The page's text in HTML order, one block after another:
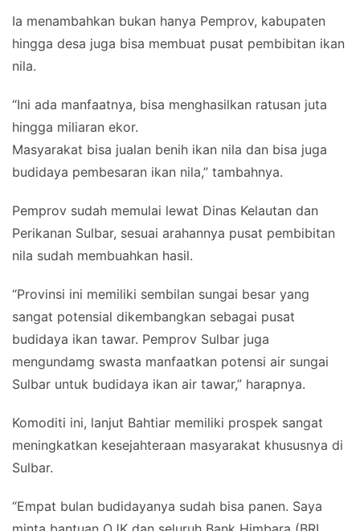
Ia menambahkan bukan hanya Pemprov, kabupaten
hingga desa juga bisa membuat pusat pembibitan ikan
nila.
“Ini ada manfaatnya, bisa menghasilkan ratusan juta
hingga miliaran ekor.
Masyarakat bisa jualan benih ikan nila dan bisa juga
budidaya pembesaran ikan nila,” tambahnya.
Pemprov sudah memulai lewat Dinas Kelautan dan
Perikanan Sulbar, sesuai arahannya pusat pembibitan
nila sudah membuahkan hasil.
“Provinsi ini memiliki sembilan sungai besar yang
sangat potensial dikembangkan sebagai pusat
budidaya ikan tawar. Pemprov Sulbar juga
mengundamg swasta manfaatkan potensi air sungai
Sulbar untuk budidaya ikan air tawar,” harapnya.
Komoditi ini, lanjut Bahtiar memiliki prospek sangat
meningkatkan kesejahteraan masyarakat khususnya di
Sulbar.
“Empat bulan budidayanya sudah bisa panen. Saya